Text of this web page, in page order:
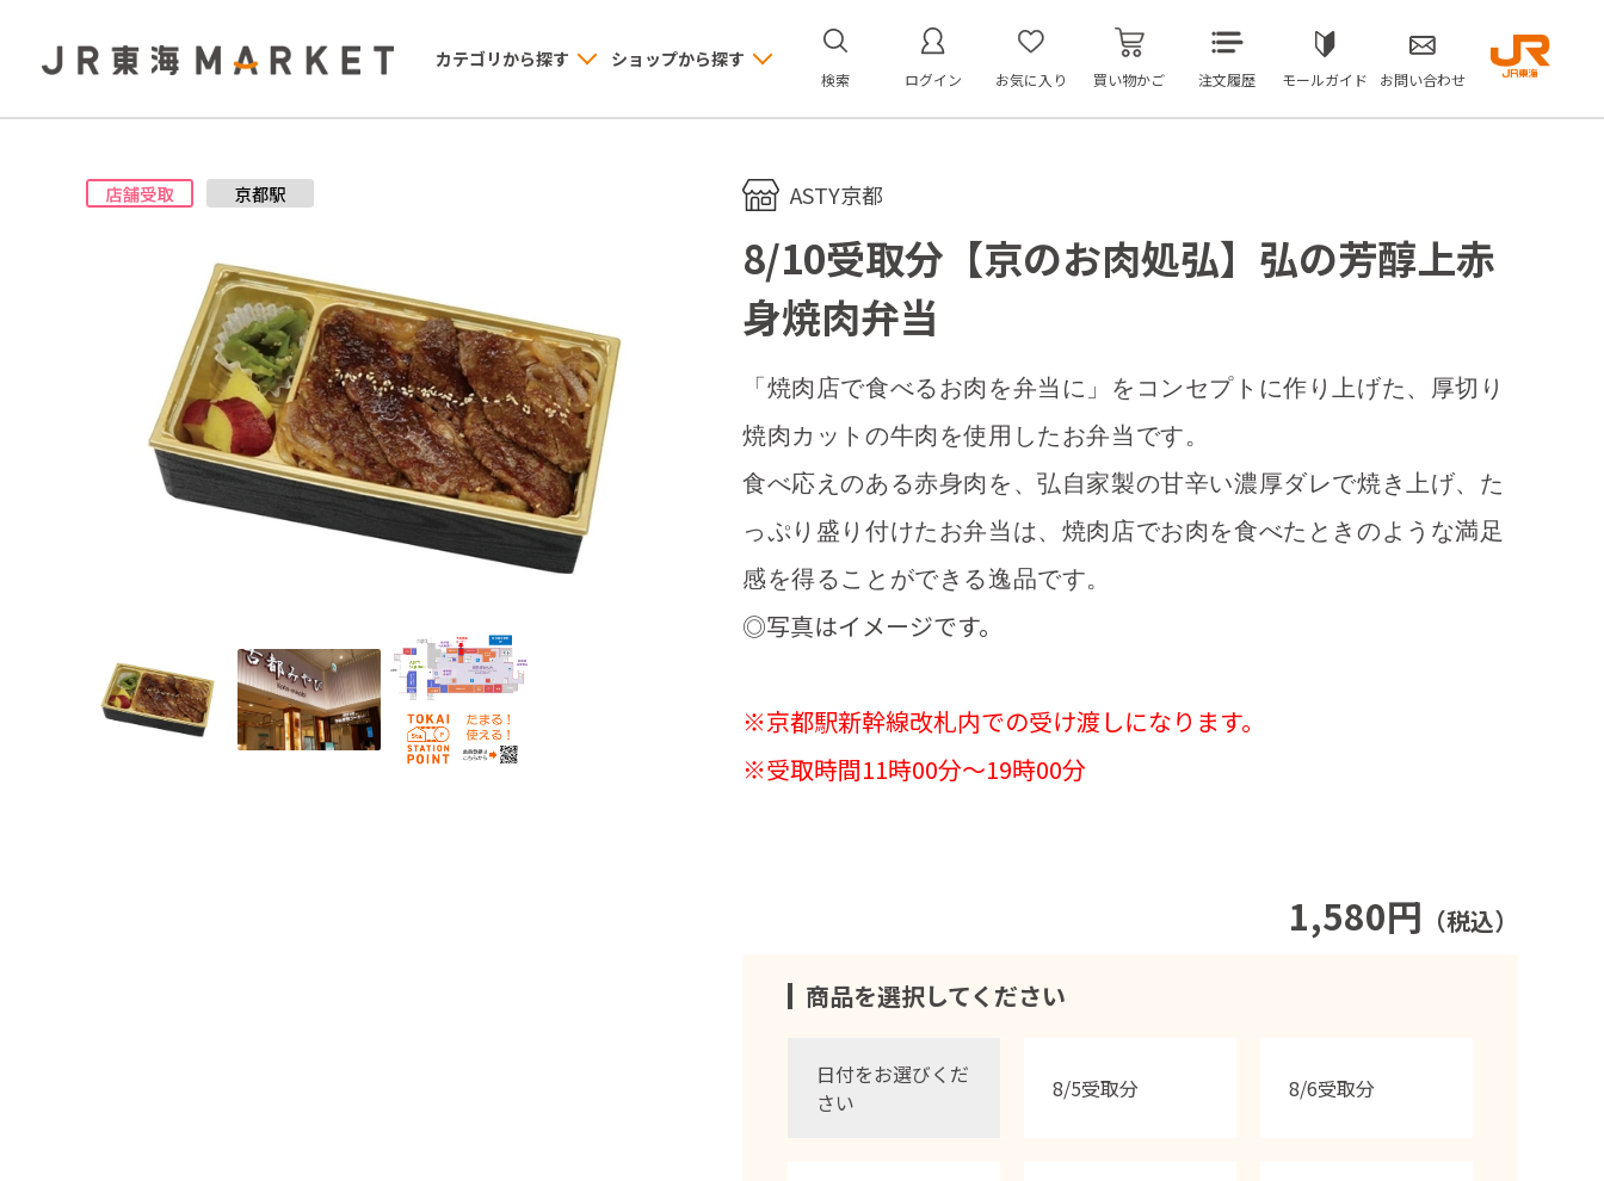
カテゴリから探す ショップから探す
検索 ログイン お気に入り 買い物かご 注文履歴 モールガイド お問い合わせ
ASTY京都
8/10受取分【京のお肉処弘】弘の芳醇上赤
身焼肉弁当
1,580円 （税込）
商品を選択してください
日付をお選びくだ
さい
8/5受取分 8/6受取分
「焼肉店で食べるお肉を弁当に」をコンセプトに作り上げた、厚切り
焼肉カットの牛肉を使用したお弁当です。
食べ応えのある赤身肉を、弘自家製の甘辛い濃厚ダレで焼き上げ、た
っぷり盛り付けたお弁当は、焼肉店でお肉を食べたときのような満足
感を得ることができる逸品です。
◎写真はイメージです。
※京都駅新幹線改札内での受け渡しになります。
※受取時間11時00分～19時00分